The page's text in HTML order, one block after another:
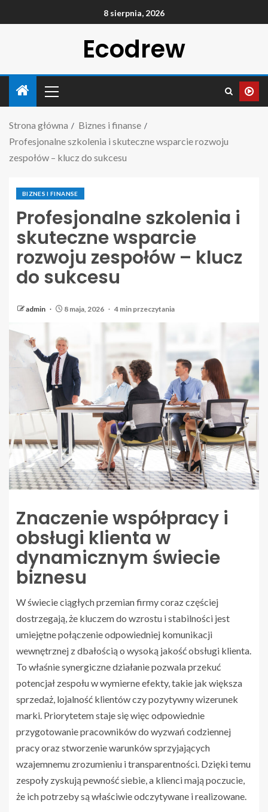
8 sierpnia, 2026
Ecodrew
Strona główna
Biznes i finanse
Profesjonalne szkolenia i skuteczne wsparcie rozwoju
zespołów – klucz do sukcesu
BIZNES I FINANSE
Profesjonalne szkolenia i
skuteczne wsparcie
rozwoju zespołów – klucz
do sukcesu
admin 8 maja, 2026 4 min przeczytania
Znaczenie współpracy i
obsługi klienta w
dynamicznym świecie
biznesu
W świecie ciągłych przemian firmy coraz częściej
dostrzegają, że kluczem do wzrostu i stabilności jest
umiejętne połączenie odpowiedniej komunikacji
wewnętrznej z dbałością o wysoką jakość obsługi klienta.
To właśnie synergiczne działanie pozwala przekuć
potencjał zespołu w wymierne efekty, takie jak większa
sprzedaż, lojalność klientów czy pozytywny wizerunek
marki. Priorytetem staje się więc odpowiednie
przygotowanie pracowników do wyzwań codziennej
pracy oraz stworzenie warunków sprzyjających
wzajemnemu zrozumieniu i transparentności. Dzięki temu
zespoły zyskują pewność siebie, a klienci mają poczucie,
że ich potrzeby są właściwie odczytywane i realizowane.